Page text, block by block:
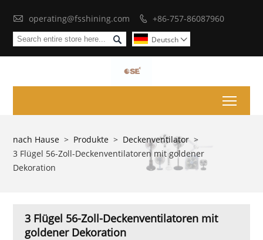
 operating@fsshining.com  +86-757-86087960
 Deutsch 
nach Hause > Produkte > Deckenventilator >
3 Flügel 56-Zoll-Deckenventilatoren mit goldener
Dekoration
3 Flügel 56-Zoll-Deckenventilatoren mit
goldener Dekoration